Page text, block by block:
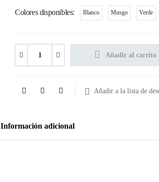
Colores disponibles Blanco Musgo Verde
Añadir al carrito
Añadir a la lista de
Información adicional